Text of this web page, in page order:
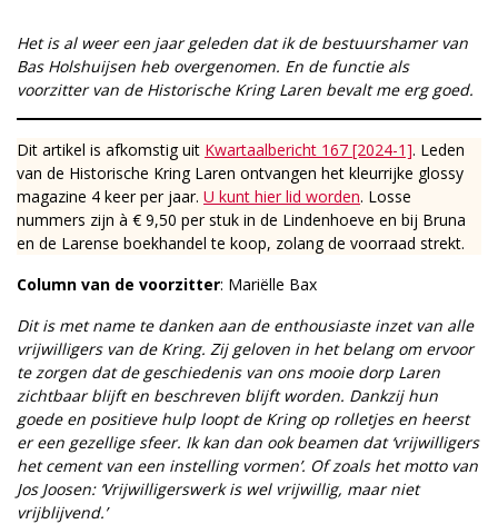
Het is al weer een jaar geleden dat ik de bestuurshamer van
Bas Holshuijsen heb overgenomen. En de functie als
voorzitter van de Historische Kring Laren bevalt me erg goed.
Dit artikel is afkomstig uit Kwartaalbericht 167 [2024-1]. Leden
van de Historische Kring Laren ontvangen het kleurrijke glossy
magazine 4 keer per jaar. U kunt hier lid worden. Losse
nummers zijn à € 9,50 per stuk in de Lindenhoeve en bij Bruna
en de Larense boekhandel te koop, zolang de voorraad strekt.
Column van de voorzitter: Mariëlle Bax
Dit is met name te danken aan de enthousiaste inzet van alle
vrijwilligers van de Kring. Zij geloven in het belang om ervoor
te zorgen dat de geschiedenis van ons mooie dorp Laren
zichtbaar blijft en beschreven blijft worden. Dankzij hun
goede en positieve hulp loopt de Kring op rolletjes en heerst
er een gezellige sfeer. Ik kan dan ook beamen dat ‘vrijwilligers
het cement van een instelling vormen’. Of zoals het motto van
Jos Joosen: ‘Vrijwilligerswerk is wel vrijwillig, maar niet
vrijblijvend.’